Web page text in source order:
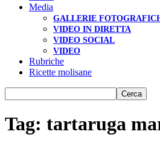
Media
GALLERIE
VIDEO IN DIRETTA
VIDEO SOCIAL
VIDEO
Rubriche
Ricette molisane
Tag: tartaruga